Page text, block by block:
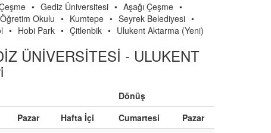
• Gediz Üniversitesi • Aşağı Çeşme •
Okulu • Kumtepe • Seyrek Belediyesi •
• Hobi Park • Çitlenbik • Ulukent Aktarma (Yeni)
ÜNİVERSİTESİ - ULUKENT
Dönüş
Pazar Hafta İçi Cumartesi
Pazar